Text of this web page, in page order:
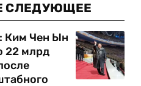
СЛЕДУЮЩЕЕ
Ким Чен Ын
22 млрд